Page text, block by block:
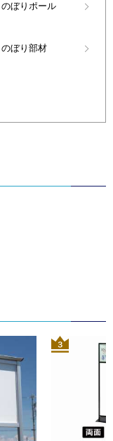
のぼりポール
のぼり部材